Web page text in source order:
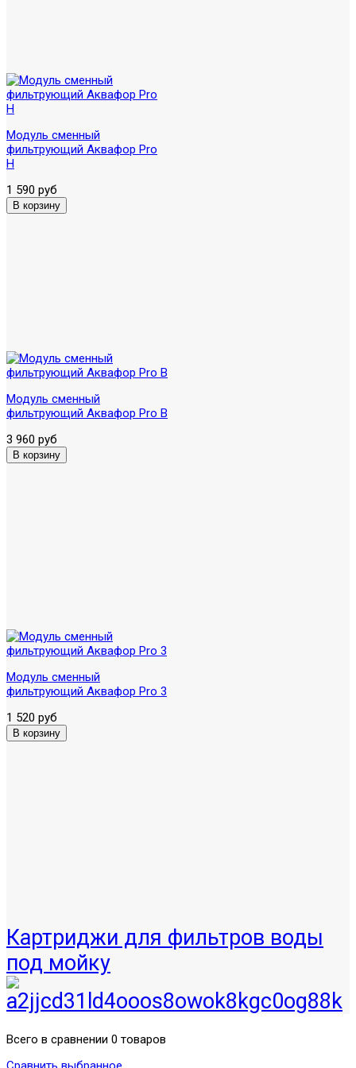
Модуль сменный
фильтрующий Аквафор Pro
H
1 590 руб
Модуль сменный
фильтрующий Аквафор Pro B
3 960 руб
Модуль сменный
фильтрующий Аквафор Pro 3
1 520 руб
Картриджи для фильтров воды
под мойку
Всего в сравнении 0 товаров